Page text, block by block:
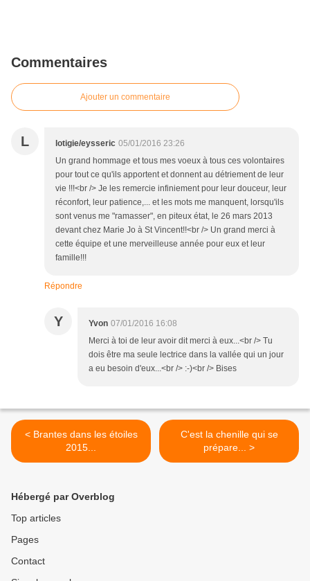
Commentaires
Ajouter un commentaire
L lotigie/eysseric 05/01/2016 23:26
Un grand hommage et tous mes voeux à tous ces volontaires
pour tout ce qu'ils apportent et donnent au détriement de leur
vie !!!<br /> Je les remercie infiniement pour leur douceur, leur
réconfort, leur patience,... et les mots me manquent, lorsqu'ils
sont venus me "ramasser", en piteux état, le 26 mars 2013
devant chez Marie Jo à St Vincent!!<br /> Un grand merci à
cette équipe et une merveilleuse année pour eux et leur
famille!!!
Répondre
Y Yvon 07/01/2016 16:08
Merci à toi de leur avoir dit merci à eux...<br /> Tu
dois être ma seule lectrice dans la vallée qui un jour
a eu besoin d'eux...<br /> :-)<br /> Bises
< Brantes dans les étoiles
2015...
C'est la chenille qui se
prépare... >
Hébergé par Overblog
Top articles
Pages
Contact